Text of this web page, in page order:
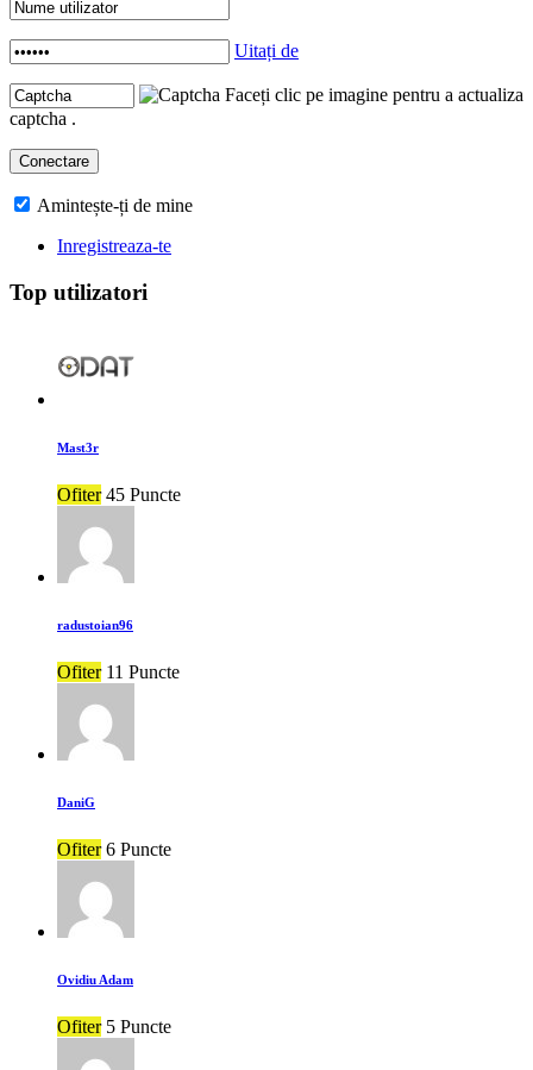
Uitați de
Faceți clic pe imagine pentru a actualiza
captcha .
Amintește-ți de mine
Inregistreaza-te
Top utilizatori
Mast3r
Ofiter 45 Puncte
radustoian96
Ofiter 11 Puncte
DaniG
Ofiter 6 Puncte
Ovidiu Adam
Ofiter 5 Puncte